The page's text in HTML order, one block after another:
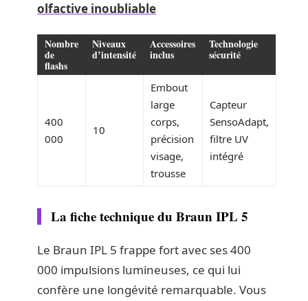
olfactive inoubliable
Nombre
de
flashs
Niveaux
d’intensité
Accessoires
inclus
Technologie
sécurité
400
000
10
Embout
large
corps,
précision
visage,
trousse
Capteur
SensoAdapt,
filtre UV
intégré
La fiche technique du Braun IPL 5
Le Braun IPL 5 frappe fort avec ses 400
000 impulsions lumineuses, ce qui lui
confère une longévité remarquable. Vous